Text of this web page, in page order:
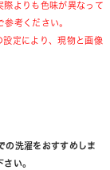
よりも色味が異なって
考ください。
設定により、現物と画像
の洗濯をおすすめしま
い。